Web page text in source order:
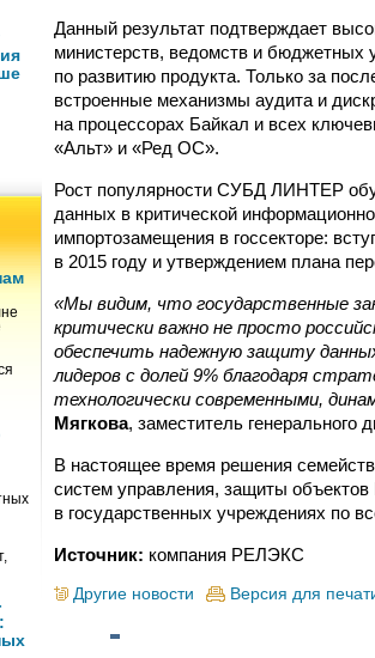
Данный результат подтверждает
министерств, ведомств и бюджетных
по развитию продукта. Только за
встроенные механизмы аудита и
на процессорах Байкал и всех
«Альт» и «Ред ОС».
Рост популярности СУБД ЛИНТЕР
данных в критической
импортозамещения в госсекторе:
в 2015 году и утверждением плана
«Мы видим, что государственные
критически важно не просто
обеспечить надежную защиту
лидеров с долей 9% благодаря
технологически современными,
Мягкова, заместитель
В настоящее время решения
систем управления, защиты
в государственных учреждениях по
Источник: компания РЕЛЭКС
Другие новости Версия для